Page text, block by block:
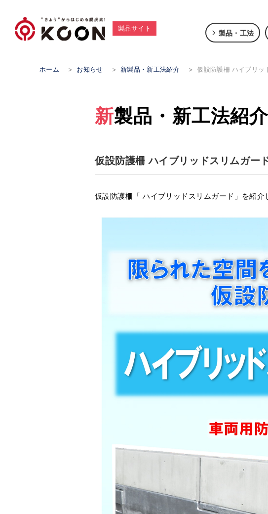
製品サイト 製品・工法
ホーム > お知らせ > 新製品・新工法紹介 > 仮設防護柵 ハイブリッ
新製品・新工法紹介
仮設防護柵 ハイブリッドスリムガー
仮設防護柵「 ハイブリッドスリムガード」を紹介